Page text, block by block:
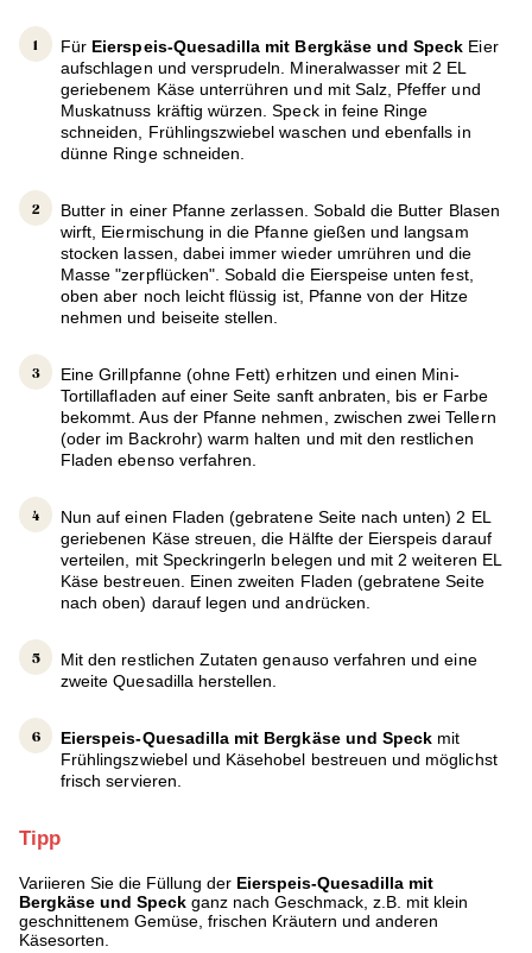
Für Eierspeis-Quesadilla mit Bergkäse und Speck Eier
aufschlagen und versprudeln. Mineralwasser mit 2 EL
geriebenem Käse unterrühren und mit Salz, Pfeffer und
Muskatnuss kräftig würzen. Speck in feine Ringe
schneiden, Frühlingszwiebel waschen und ebenfalls in
dünne Ringe schneiden.
Butter in einer Pfanne zerlassen. Sobald die Butter Blasen
wirft, Eiermischung in die Pfanne gießen und langsam
stocken lassen, dabei immer wieder umrühren und die
Masse "zerpflücken". Sobald die Eierspeise unten fest,
oben aber noch leicht flüssig ist, Pfanne von der Hitze
nehmen und beiseite stellen.
Eine Grillpfanne (ohne Fett) erhitzen und einen Mini-
Tortillafladen auf einer Seite sanft anbraten, bis er Farbe
bekommt. Aus der Pfanne nehmen, zwischen zwei Tellern
(oder im Backrohr) warm halten und mit den restlichen
Fladen ebenso verfahren.
Nun auf einen Fladen (gebratene Seite nach unten) 2 EL
geriebenen Käse streuen, die Hälfte der Eierspeis darauf
verteilen, mit Speckringerln belegen und mit 2 weiteren EL
Käse bestreuen. Einen zweiten Fladen (gebratene Seite
nach oben) darauf legen und andrücken.
Mit den restlichen Zutaten genauso verfahren und eine
zweite Quesadilla herstellen.
Eierspeis-Quesadilla mit Bergkäse und Speck mit
Frühlingszwiebel und Käsehobel bestreuen und möglichst
frisch servieren.
Tipp
Variieren Sie die Füllung der Eierspeis-Quesadilla mit
Bergkäse und Speck ganz nach Geschmack, z.B. mit klein
geschnittenem Gemüse, frischen Kräutern und anderen
Käsesorten.